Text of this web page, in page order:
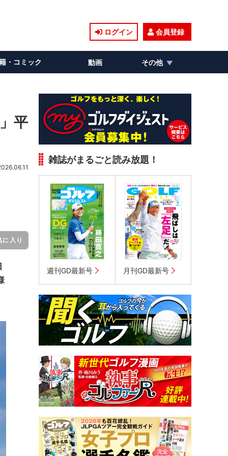
ログイン 会員登録
・コミック 動画 その他
平
に入り
雑誌がまるごと読み放題！
週刊GD最新号 月刊GD最新号